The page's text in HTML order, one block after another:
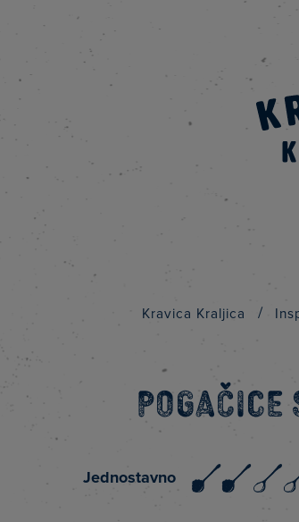
Kravica Kraljica /
Jednostavno